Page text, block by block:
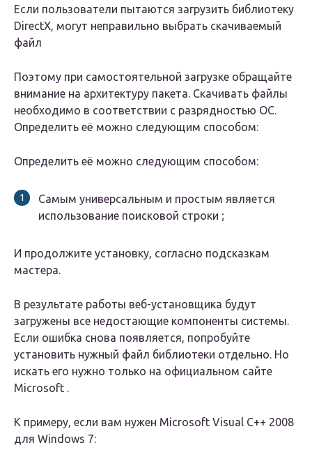
Если пользователи пытаются загрузить библиотеку
DirectX, могут неправильно выбрать скачиваемый
файл
Поэтому при самостоятельной загрузке обращайте
внимание на архитектуру пакета. Скачивать файлы
необходимо в соответствии с разрядностью ОС.
Определить её можно следующим способом:
Определить её можно следующим способом:
Самым универсальным и простым является
использование поисковой строки ;
И продолжите установку, согласно подсказкам
мастера.
В результате работы веб-установщика будут
загружены все недостающие компоненты системы.
Если ошибка снова появляется, попробуйте
установить нужный файл библиотеки отдельно. Но
искать его нужно только на официальном сайте
Microsoft .
К примеру, если вам нужен Microsoft Visual C++ 2008
для Windows 7: